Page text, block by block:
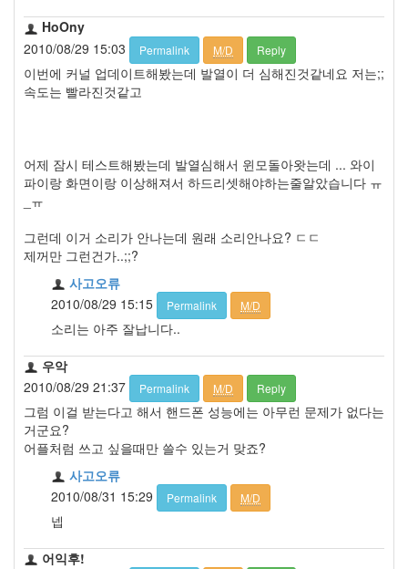
HoOny
2010/08/29 15:03
Permalink M/D Reply
이번에 커널 업데이트해봤는데 발열이 더 심해진것같네요 저는;;
속도는 빨라진것같고
어제 잠시 테스트해봤는데 발열심해서 윈모돌아왓는데 ... 와이
파이랑 화면이랑 이상해져서 하드리셋해야하는줄알았습니다 ㅠ
_ㅠ
그런데 이거 소리가 안나는데 원래 소리안나요? ㄷㄷ
제꺼만 그런건가..;;?
사고오류
2010/08/29 15:15
Permalink M/D
소리는 아주 잘납니다..
우악
2010/08/29 21:37
Permalink M/D Reply
그럼 이걸 받는다고 해서 핸드폰 성능에는 아무런 문제가 없다는
거군요?
어플처럼 쓰고 싶을때만 쓸수 있는거 맞죠?
사고오류
2010/08/31 15:29
Permalink M/D
넵
어익후!
HD2
Notices